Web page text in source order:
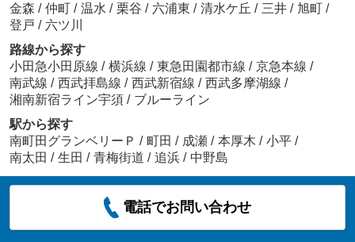
金森 / 仲町 / 温水 / 栗谷 / 六浦東 / 清水ケ丘 / 三井 / 旭町 /
登戸 / 六ツ川
路線から探す
小田急小田原線 / 横浜線 / 東急田園都市線 / 京急本線 /
南武線 / 西武拝島線 / 西武新宿線 / 西武多摩湖線 /
湘南新宿ライン宇須 / ブルーライン
駅から探す
南町田グランベリーＰ / 町田 / 成瀬 / 本厚木 / 小平 /
南太田 / 生田 / 青梅街道 / 追浜 / 中野島
電話でお問い合わせ